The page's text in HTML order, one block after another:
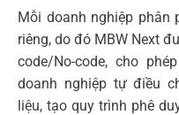
Mỗi doanh nghiệp phân
riêng, do đó MBW Next
code/No-code, cho
doanh nghiệp tự điều
liệu, tạo quy trình phê